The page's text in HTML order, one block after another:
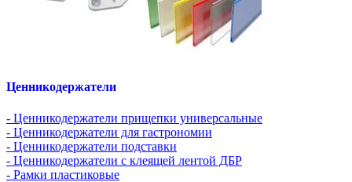
Ценникодержатели
- Ценникодержатели прищепки универсальные
- Ценникодержатели для гастрономии
- Ценникодержатели подставки
- Ценникодержатели с клеящей лентой ДБР
- Рамки пластиковые